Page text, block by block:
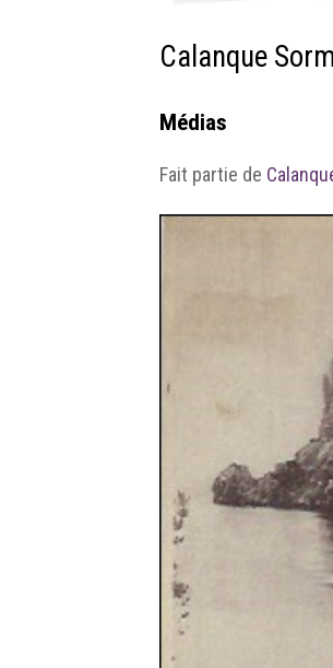
Calanque
Médias
Fait partie de